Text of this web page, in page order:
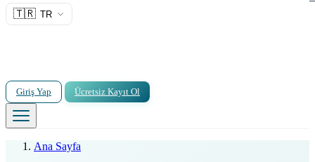
🇹🇷 TR
Giriş Yap Ücretsiz Kayıt Ol
Ana Sayfa